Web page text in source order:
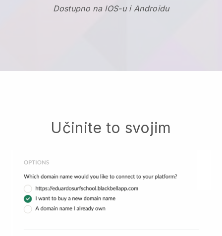
Dostupno na IOS-u i Androidu
Učinite to svojim